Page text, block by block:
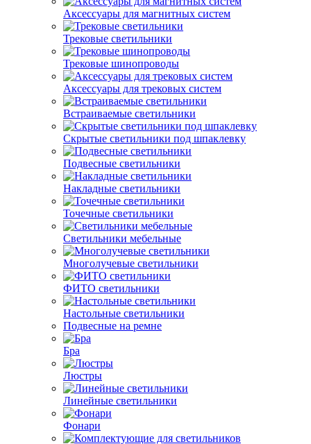
Аксессуары для магнитных систем
Трековые светильники
Трековые шинопроводы
Аксессуары для трековых систем
Встраиваемые светильники
Скрытые светильники под шпаклевку
Подвесные светильники
Накладные светильники
Точечные светильники
Светильники мебельные
Многолучевые светильники
ФИТО светильники
Настольные светильники
Подвесные на ремне
Бра
Люстры
Линейные светильники
Фонари